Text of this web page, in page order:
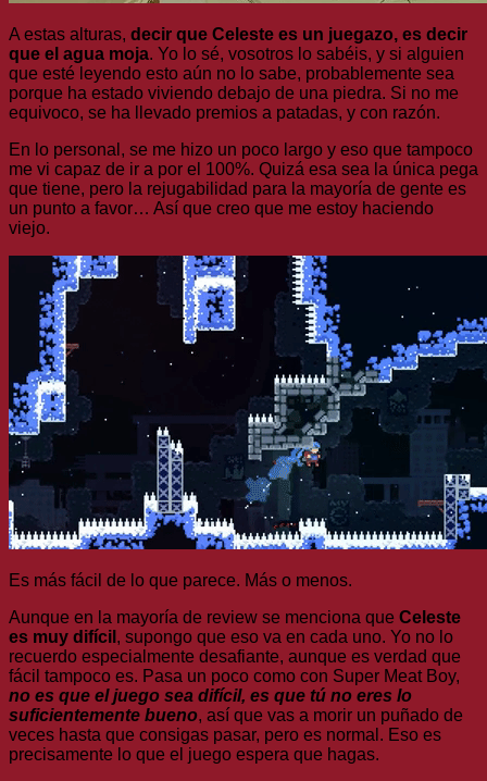
A estas alturas, decir que Celeste es un juegazo, es decir
que el agua moja. Yo lo sé, vosotros lo sabéis, y si alguien
que esté leyendo esto aún no lo sabe, probablemente sea
porque ha estado viviendo debajo de una piedra. Si no me
equivoco, se ha llevado premios a patadas, y con razón.
En lo personal, se me hizo un poco largo y eso que tampoco
me vi capaz de ir a por el 100%. Quizá esa sea la única pega
que tiene, pero la rejugabilidad para la mayoría de gente es
un punto a favor… Así que creo que me estoy haciendo
viejo.
Es más fácil de lo que parece. Más o menos.
Aunque en la mayoría de review se menciona que Celeste
es muy difícil , supongo que eso va en cada uno. Yo no lo
recuerdo especialmente desafiante, aunque es verdad que
fácil tampoco es. Pasa un poco como con Super Meat Boy,
no es que el juego sea difícil, es que tú no eres lo
suficientemente bueno, así que vas a morir un puñado de
veces hasta que consigas pasar, pero es normal. Eso es
precisamente lo que el juego espera que hagas.